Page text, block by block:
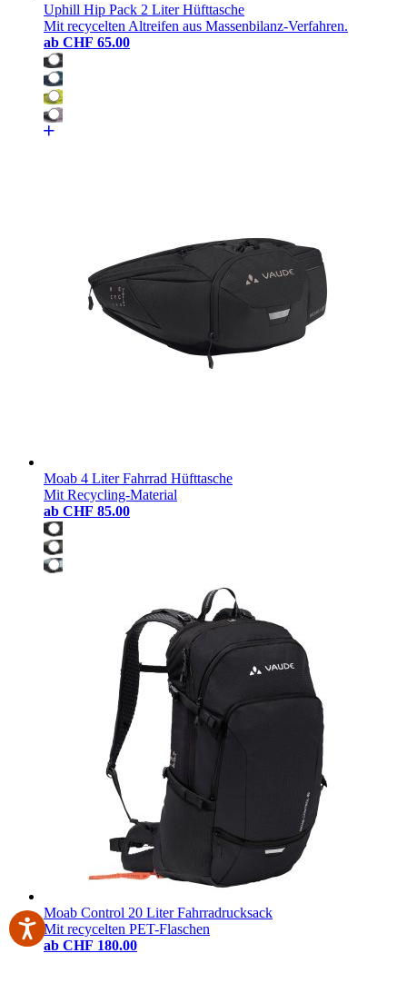
Uphill Hip Pack 2 Liter Hüfttasche
Mit recycelten Altreifen aus Massenbilanz-Verfahren.
ab CHF 65.00
Moab 4 Liter Fahrrad Hüfttasche
Mit Recycling-Material
ab CHF 85.00
Moab Control 20 Liter Fahrradrucksack
Mit recycelten PET-Flaschen
ab CHF 180.00